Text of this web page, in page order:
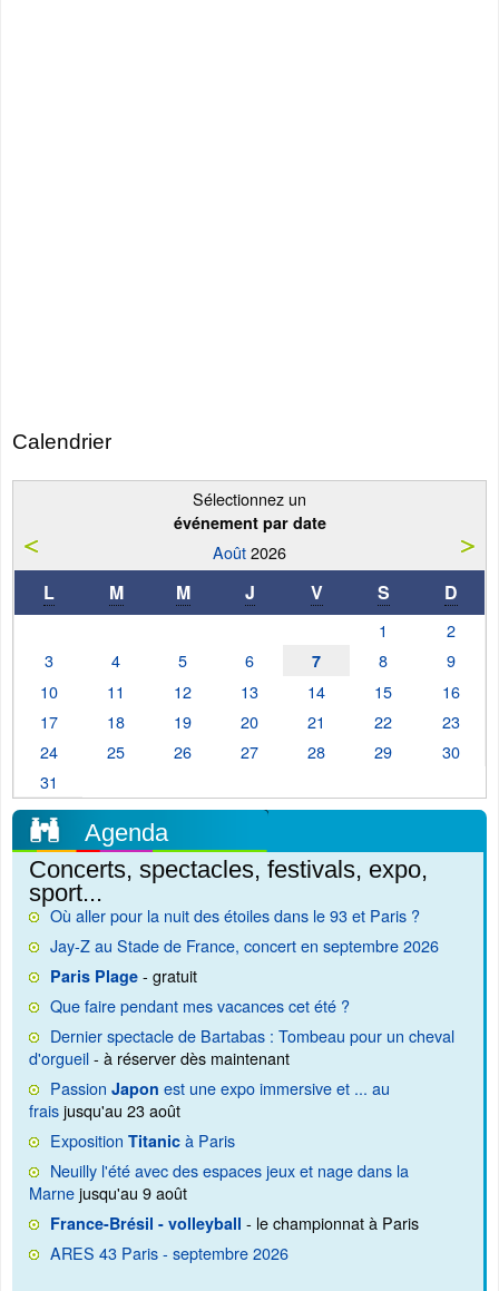
Calendrier
Sélectionnez un
événement par date
Août2026
L M M J V S D
1
2
3
4 5 6 7 8
9
10
11 12 13 14 15
16
17
18 19 20 21 22
23
24
25 26 27 28 29
30
31
Agenda
Concerts, spectacles, festivals, expo,
sport...
Où aller pour la nuit des étoiles dans le 93 et Paris ?
Jay-Z au Stade de France, concert en septembre 2026
Paris Plage - gratuit
Que faire pendant mes vacances cet été ?
Dernier spectacle de Bartabas : Tombeau pour un cheval
d'orgueil- à réserver dès maintenant
Passion Japon est une expo immersive et ... au
fraisjusqu'au 23 août
Exposition Titanic à Paris
Neuilly l'été avec des espaces jeux et nage dans la
Marnejusqu'au 9 août
France-Brésil - volleyball - le championnat à Paris
ARES 43 Paris - septembre 2026